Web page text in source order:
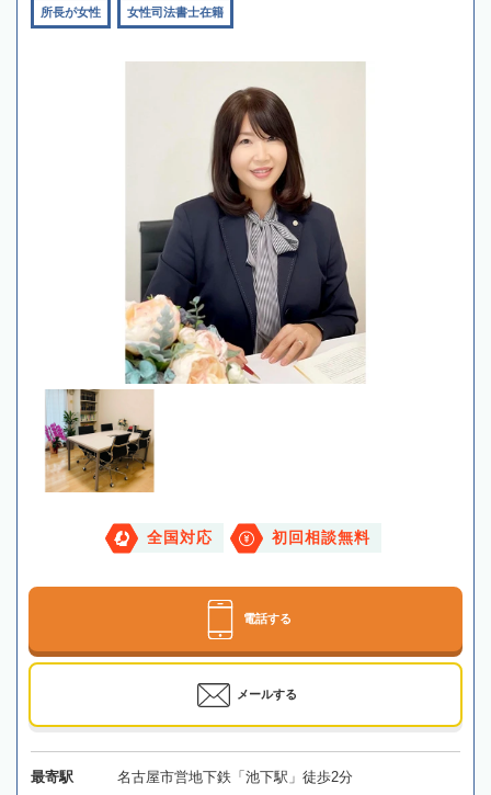
所長が女性 女性司法書士在籍
全国対応 初回相談無料
電話する
メールする
最寄駅 名古屋市営地下鉄「池下駅」徒歩2分